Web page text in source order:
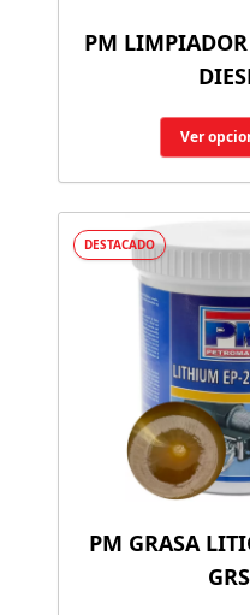
PM LIMPIADOR
Ver
DESTACADO
PM GRASA